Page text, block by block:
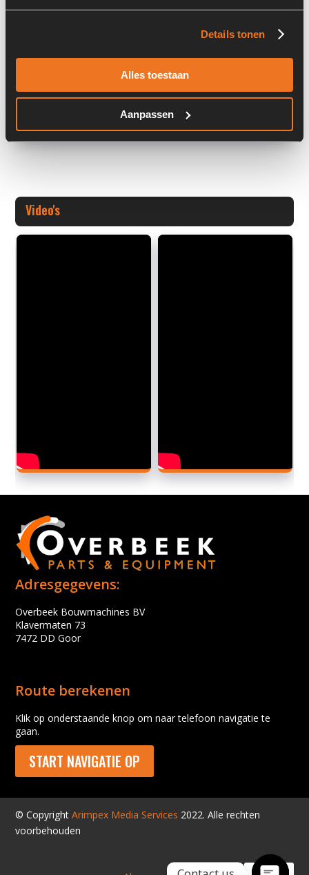
Details tonen
Alles toestaan
Aanpassen
+ Volledige overige informatie openen
Video's
Adresgegevens:
Overbeek Bouwmachines BV
Klavermaten 73
7472 DD Goor
Route berekenen
Klik op onderstaande knop om naar telefoon navigatie te
gaan.
START NAVIGATIE OP
© CopyrightArimpex Media Services 2022. Alle rechten
voorbehouden